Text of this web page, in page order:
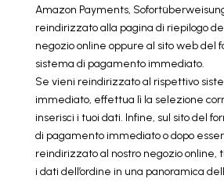
Amazon Payments,
reindirizzato alla pagina di riepilogo
negozio online oppure al sito web del
sistema di pagamento immediato.
Se vieni reindirizzato al rispettivo
immediato, effettua lì la selezione
inserisci i tuoi dati. Infine, sul sito del
di pagamento immediato o dopo
reindirizzato al nostro negozio online,
i dati dell’ordine in una panoramica